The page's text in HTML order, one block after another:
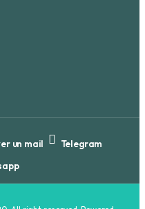
un mail
Telegram